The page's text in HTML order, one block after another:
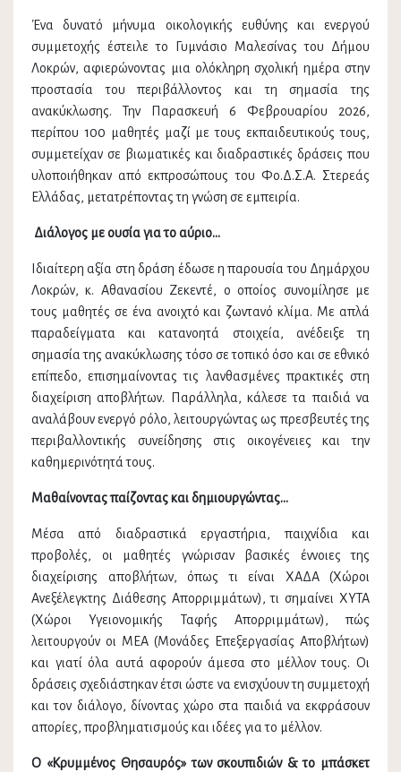
Ένα δυνατό μήνυμα οικολογικής ευθύνης και ενεργού
συμμετοχής έστειλε το Γυμνάσιο Μαλεσίνας του Δήμου
Λοκρών, αφιερώνοντας μια ολόκληρη σχολική ημέρα στην
προστασία του περιβάλλοντος και τη σημασία της
ανακύκλωσης. Την Παρασκευή 6 Φεβρουαρίου 2026,
περίπου 100 μαθητές μαζί με τους εκπαιδευτικούς τους,
συμμετείχαν σε βιωματικές και διαδραστικές δράσεις που
υλοποιήθηκαν από εκπροσώπους του Φο.Δ.Σ.Α. Στερεάς
Ελλάδας, μετατρέποντας τη γνώση σε εμπειρία.
Διάλογος με ουσία για το αύριο…
Ιδιαίτερη αξία στη δράση έδωσε η παρουσία του Δημάρχου
Λοκρών, κ. Αθανασίου Ζεκεντέ, ο οποίος συνομίλησε με
τους μαθητές σε ένα ανοιχτό και ζωντανό κλίμα. Με απλά
παραδείγματα και κατανοητά στοιχεία, ανέδειξε τη
σημασία της ανακύκλωσης τόσο σε τοπικό όσο και σε εθνικό
επίπεδο, επισημαίνοντας τις λανθασμένες πρακτικές στη
διαχείριση αποβλήτων. Παράλληλα, κάλεσε τα παιδιά να
αναλάβουν ενεργό ρόλο, λειτουργώντας ως πρεσβευτές της
περιβαλλοντικής συνείδησης στις οικογένειες και την
καθημερινότητά τους.
Μαθαίνοντας παίζοντας και δημιουργώντας…
Μέσα από διαδραστικά εργαστήρια, παιχνίδια και
προβολές, οι μαθητές γνώρισαν βασικές έννοιες της
διαχείρισης αποβλήτων, όπως τι είναι ΧΑΔΑ (Χώροι
Ανεξέλεγκτης Διάθεσης Απορριμμάτων), τι σημαίνει ΧΥΤΑ
(Χώροι Υγειονομικής Ταφής Απορριμμάτων), πώς
λειτουργούν οι ΜΕΑ (Μονάδες Επεξεργασίας Αποβλήτων)
και γιατί όλα αυτά αφορούν άμεσα στο μέλλον τους. Οι
δράσεις σχεδιάστηκαν έτσι ώστε να ενισχύουν τη συμμετοχή
και τον διάλογο, δίνοντας χώρο στα παιδιά να εκφράσουν
απορίες, προβληματισμούς και ιδέες για το μέλλον.
Ο «Κρυμμένος Θησαυρός» των σκουπιδιών & το μπάσκετ